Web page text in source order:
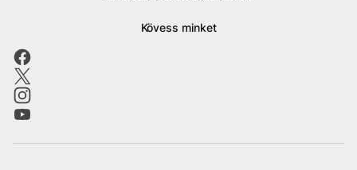
Kövess minket